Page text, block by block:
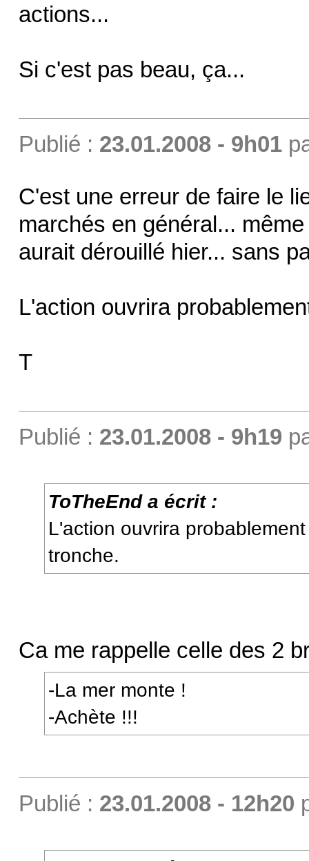
actions...
Si c'est pas beau, ça...
Publié : 23.01.2008 - 9h01
C'est une erreur de faire le
marchés en général...
aurait dérouillé hier... sans
L'action ouvrira
T
Publié : 23.01.2008 - 9h19
ToTheEnd a écrit :
L'action ouvrira
tronche.
Ca me rappelle celle des 2
-La mer monte !
-Achète !!!
Publié : 23.01.2008 - 12h20